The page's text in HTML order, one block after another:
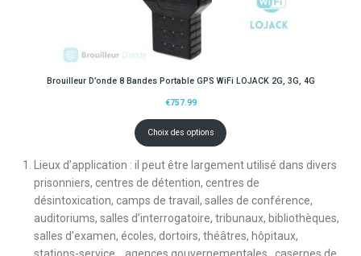
Brouilleur D’onde 8 Bandes Portable GPS WiFi LOJACK 2G, 3G, 4G
€757.99
Choix des options
Lieux d’application : il peut être largement utilisé dans divers
prisonniers, centres de détention, centres de
désintoxication, camps de travail, salles de conférence,
auditoriums, salles d’interrogatoire, tribunaux, bibliothèques,
salles d’examen, écoles, dortoirs, théâtres, hôpitaux,
stations-service. , agences gouvernementales , casernes de